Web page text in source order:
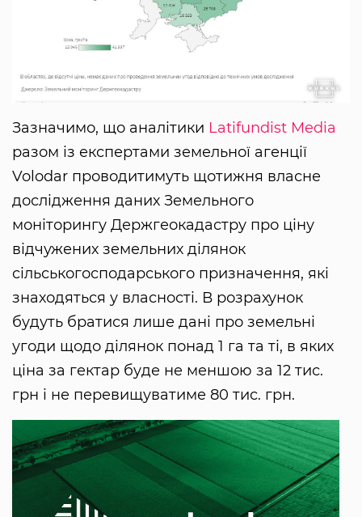
Зазначимо, що аналітики Latifundist Media
разом із експертами земельної агенції
Volodar проводитимуть щотижня власне
дослідження даних Земельного
моніторингу Держгеокадастру про ціну
відчужених земельних ділянок
сільськогосподарського призначення, які
знаходяться у власності. В розрахунок
будуть братися лише дані про земельні
угоди щодо ділянок понад 1 га та ті, в яких
ціна за гектар буде не меншою за 12 тис.
грн і не перевищуватиме 80 тис. грн.